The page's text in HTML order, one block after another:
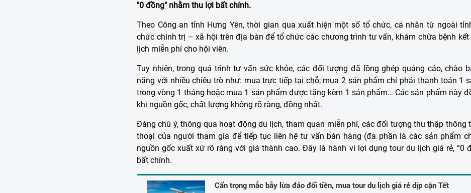
"0 đồng" nhằm thu lợi bất chính.
Theo Công an tỉnh Hưng Yên, thời gian qua xuất hiện một số tổ chức, cá nhân từ ngoài
chức chính trị – xã hội trên địa bàn để tổ chức các chương trình tư vấn, khám chữa bệnh kết
lịch miễn phí cho hội viên.
Tuy nhiên, trong quá trình tư vấn sức khỏe, các đối tượng đã lồng ghép quảng cáo, chào
năng với nhiều chiêu trò như: mua trực tiếp tại chỗ; mua 2 sản phẩm chỉ phải thanh toán 1
trong vòng 1 tháng hoặc mua 1 sản phẩm được tặng kèm 1 sản phẩm… Các sản phẩm này
khi nguồn gốc, chất lượng không rõ ràng, đồng nhất.
Đáng chú ý, thông qua hoạt động du lịch, tham quan miễn phí, các đối tượng thu thập thông
thoại của người tham gia để tiếp tục liên hệ tư vấn bán hàng (đa phần là các sản phẩm
nguồn gốc xuất xứ rõ ràng với giá thành cao. Đây là hành vi lợi dụng tour du lịch giá rẻ, “0
bất chính.
Cẩn trọng mắc bẫy lừa đảo đổi tiền, mua tour du lịch giá rẻ dịp cận Tết